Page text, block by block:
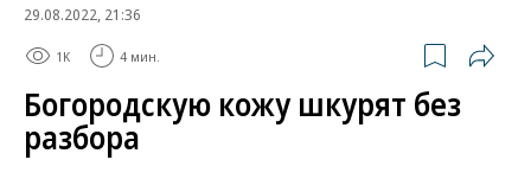
29.08.2022, 21:36
1K 4 мин.
Богородскую кожу шкурят без
разбора